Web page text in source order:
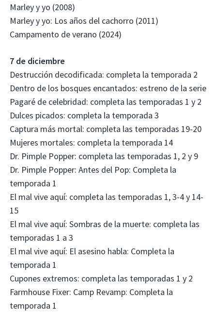
Marley y yo (2008)
Marley y yo: Los años del cachorro (2011)
Campamento de verano (2024)
7 de diciembre
Destrucción decodificada: completa la temporada 2
Dentro de los bosques encantados: estreno de la serie
Pagaré de celebridad: completa las temporadas 1 y 2
Dulces picados: completa la temporada 3
Captura más mortal: completa las temporadas 19-20
Mujeres mortales: completa la temporada 14
Dr. Pimple Popper: completa las temporadas 1, 2 y 9
Dr. Pimple Popper: Antes del Pop: Completa la
temporada 1
El mal vive aquí: completa las temporadas 1, 3-4 y 14-
15
El mal vive aquí: Sombras de la muerte: completa las
temporadas 1 a 3
El mal vive aquí: El asesino habla: Completa la
temporada 1
Cupones extremos: completa las temporadas 1 y 2
Farmhouse Fixer: Camp Revamp: Completa la
temporada 1